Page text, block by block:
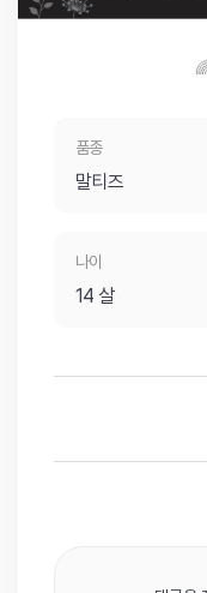
품종
말티즈
나이
14 살